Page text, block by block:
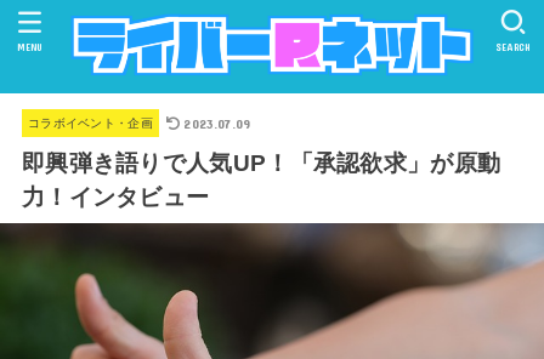
SEARCH
MENU
コラボイベント・企画 2023.07.09
即興弾き語りで人気UP！「承認欲求」が原動
力！インタビュー